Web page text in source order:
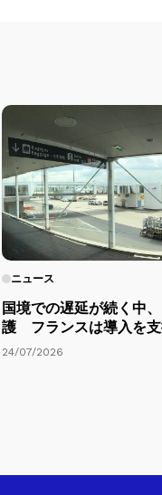
ニュース
国境での遅延が続く中
護 フランスは導入を
24/07/2026